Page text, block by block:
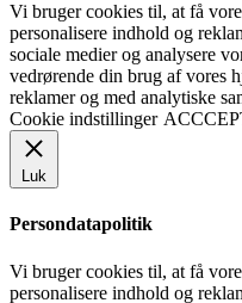
Vi bruger cookies til, at få
personalisere indhold og
sociale medier og analysere
vedrørende din brug af vores
reklamer og med analytiske
Cookie indstillinger
Luk
Persondatapolitik
Vi bruger cookies til, at få
personalisere indhold og